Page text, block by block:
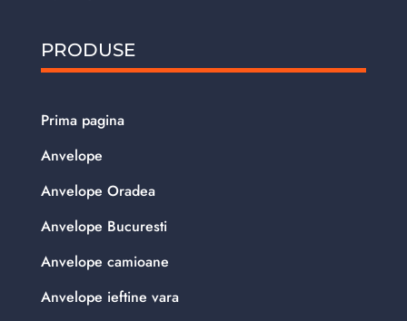
PRODUSE
Prima pagina
Anvelope
Anvelope Oradea
Anvelope Bucuresti
Anvelope camioane
Anvelope ieftine vara